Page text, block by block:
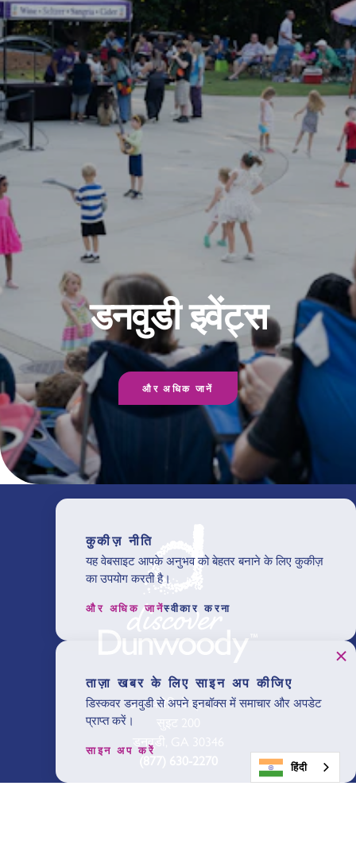
डनवुडी इवेंट्स
और अधिक जानें
301 परिधि केंद्र उत्तर
डनवुडी, GA 30346
कुकीज़ नीति
यह वेबसाइट आपके अनुभव को बेहतर बनाने के लिए कुकीज़
का उपयोग करती है।
और अधिक जानेंस्वीकार करना
ताज़ा खबर के लिए साइन अप कीजिए
डिस्कवर डनवुडी से अपने इनबॉक्स में समाचार और अपडेट
प्राप्त करें।
साइन अप करें
हिंदी